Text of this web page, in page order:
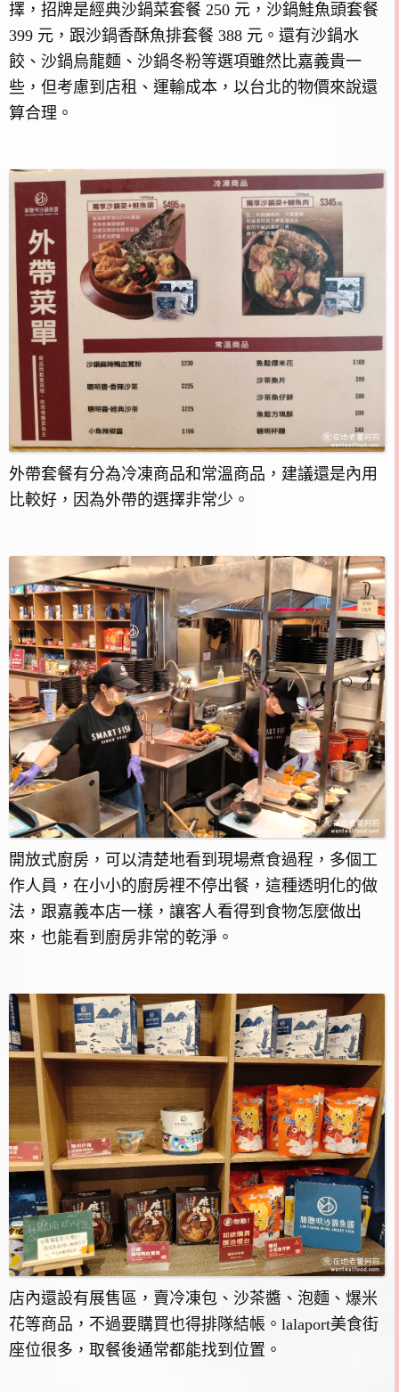
擇，招牌是經典沙鍋菜套餐 250 元，沙鍋鮭魚頭套餐
399 元，跟沙鍋香酥魚排套餐 388 元。還有沙鍋水
餃、沙鍋烏龍麵、沙鍋冬粉等選項雖然比嘉義貴一
些，但考慮到店租、運輸成本，以台北的物價來說還
算合理。
外帶套餐有分為冷凍商品和常溫商品，建議還是內用
比較好，因為外帶的選擇非常少。
開放式廚房，可以清楚地看到現場煮食過程，多個工
作人員，在小小的廚房裡不停出餐，這種透明化的做
法，跟嘉義本店一樣，讓客人看得到食物怎麼做出
來，也能看到廚房非常的乾淨。
店內還設有展售區，賣冷凍包、沙茶醬、泡麵、爆米
花等商品，不過要購買也得排隊結帳。lalaport美食街
座位很多，取餐後通常都能找到位置。